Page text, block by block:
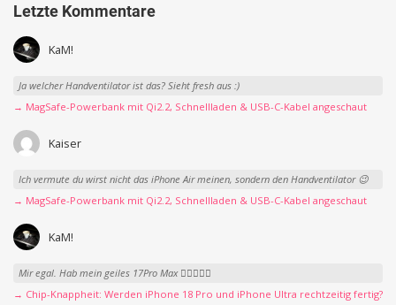
Letzte Kommentare
KaM!
Ja welcher Handventilator ist das? Sieht fresh aus :)
→ MagSafe-Powerbank mit Qi2.2, Schnellladen & USB-C-Kabel angeschaut
Kaiser
Ich vermute du wirst nicht das iPhone Air meinen, sondern den Handventilator 😉
→ MagSafe-Powerbank mit Qi2.2, Schnellladen & USB-C-Kabel angeschaut
KaM!
Mir egal. Hab mein geiles 17Pro Max 👍🏻👌🏻🥰
→ Chip-Knappheit: Werden iPhone 18 Pro und iPhone Ultra rechtzeitig fertig?